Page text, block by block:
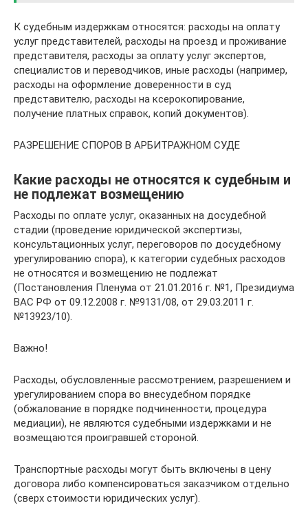
К судебным издержкам относятся: расходы на оплату
услуг представителей, расходы на проезд и проживание
представителя, расходы за оплату услуг экспертов,
специалистов и переводчиков, иные расходы (например,
расходы на оформление доверенности в суд
представителю, расходы на ксерокопирование,
получение платных справок, копий документов).
РАЗРЕШЕНИЕ СПОРОВ В АРБИТРАЖНОМ СУДЕ
Какие расходы не относятся к судебным и
не подлежат возмещению
Расходы по оплате услуг, оказанных на досудебной
стадии (проведение юридической экспертизы,
консультационных услуг, переговоров по досудебному
урегулированию спора), к категории судебных расходов
не относятся и возмещению не подлежат
(Постановления Пленума от 21.01.2016 г. №1, Президиума
ВАС РФ от 09.12.2008 г. №9131/08, от 29.03.2011 г.
№13923/10).
Важно!
Расходы, обусловленные рассмотрением, разрешением и
урегулированием спора во внесудебном порядке
(обжалование в порядке подчиненности, процедура
медиации), не являются судебными издержками и не
возмещаются проигравшей стороной.
Транспортные расходы могут быть включены в цену
договора либо компенсироваться заказчиком отдельно
(сверх стоимости юридических услуг).